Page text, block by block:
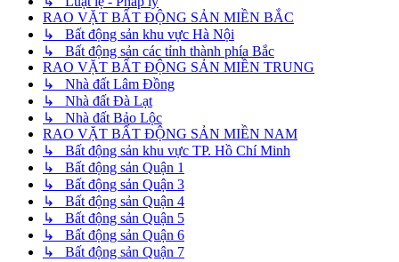
RAO VẶT BẤT ĐỘNG SẢN MIỀN BẮC
↳ Bất động sản khu vực Hà Nội
↳ Bất động sản các tỉnh thành phía Bắc
RAO VẶT BẤT ĐỘNG SẢN MIỀN TRUNG
↳ Nhà đất Lâm Đồng
↳ Nhà đất Đà Lạt
↳ Nhà đất Bảo Lộc
RAO VẶT BẤT ĐỘNG SẢN MIỀN NAM
↳ Bất động sản khu vực TP. Hồ Chí Minh
↳ Bất động sản Quận 1
↳ Bất động sản Quận 3
↳ Bất động sản Quận 4
↳ Bất động sản Quận 5
↳ Bất động sản Quận 6
↳ Bất động sản Quận 7